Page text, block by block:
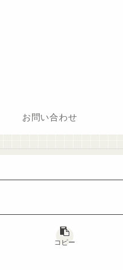
お問い合わせ
コピー